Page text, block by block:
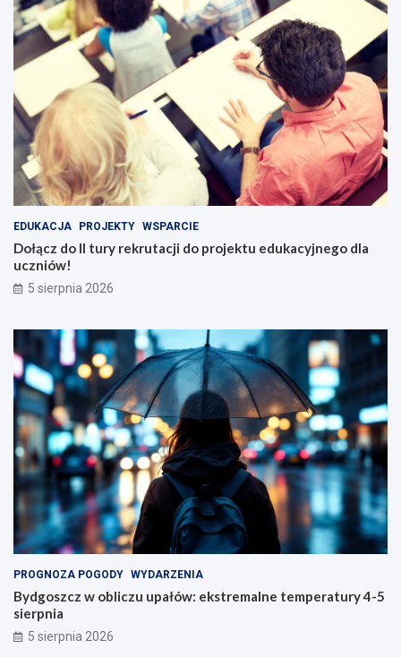
EDUKACJA PROJEKTY WSPARCIE
Dołącz do II tury rekrutacji do projektu edukacyjnego dla
uczniów!
5 sierpnia 2026
PROGNOZA POGODY WYDARZENIA
Bydgoszcz w obliczu upałów: ekstremalne temperatury 4-5
sierpnia
5 sierpnia 2026